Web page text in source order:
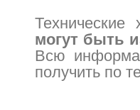
Технические
могут быть
Всю
получить по